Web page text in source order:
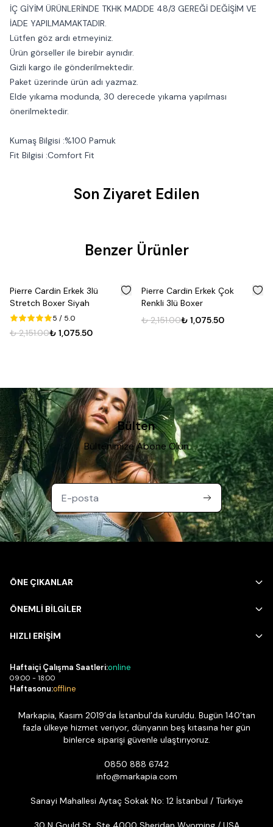
İÇ GİYİM ÜRÜNLERİNDE TKHK MADDE 48/3 GEREĞİ DEĞİŞİM VE
İADE YAPILMAMAKTADIR.
Lütfen göz ardı etmeyiniz.
Ürün görseller ile birebir aynıdır.
Gizli kargo ile gönderilmektedir.
Paket üzerinde ürün adı yazmaz.
Elde yıkama modunda, 30 derecede yıkama yapılması
önerilmektedir.
Kumaş Bilgisi :%100 Pamuk
Fit Bilgisi :Comfort Fit
Son Ziyaret Edilen
Benzer Ürünler
50
Pierre Cardin Erkek 3lü
Stretch Boxer Siyah
5 / 5.0
₺ 2,151.00₺ 1,075.50
50
Pierre Cardin Erkek Çok
Renkli 3lü Boxer
₺ 2,151.00₺ 1,075.50
Bülten
Bültenimize Abone Olun
ÖNE ÇIKANLAR
ÖNEMLİ BİLGİLER
HIZLI ERİŞİM
Haftaiçi Çalışma Saatleri:online
09:00 - 18:00
Haftasonu:offline
Markapia, Kasım 2019’da İstanbul’da kuruldu. Bugün 140’tan
fazla ülkeye hizmet veriyor, dünyanın beş kıtasına her gün
binlerce siparişi güvenle ulaştırıyoruz.
0850 888 6742
info@markapia.com
Sanayi Mahallesi Aytaç Sokak No: 12 İstanbul / Türkiye